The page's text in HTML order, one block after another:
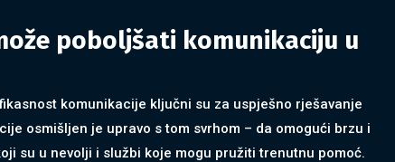
poboljšati komunikaciju u
komunikacije ključni su za uspješno rješavanje
osmišljen je upravo s tom svrhom – da omogući brzu i
su u nevolji i službi koje mogu pružiti trenutnu pomoć.